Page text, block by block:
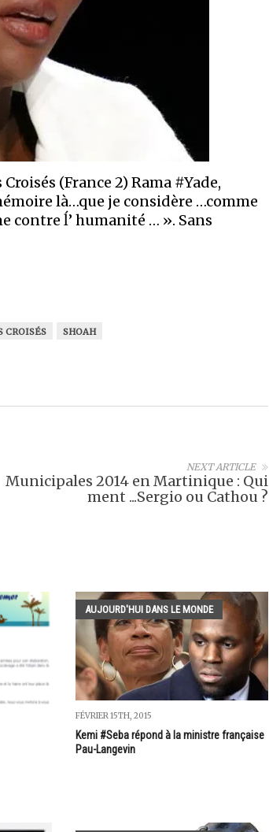
(France 2) Rama #Yade,
là…que je considère …comme
contre ĺ’ humanité … ». Sans
CROISÉS SHOAH
NEXT ARTICLE
Municipales 2014 en Martinique : Qui
ment ...Sergio ou Cathou ?
AUJOURD'HUI DANS LE MONDE
FÉVRIER 15TH, 2015
Kemi #Seba répond à la ministre française
Pau-Langevin